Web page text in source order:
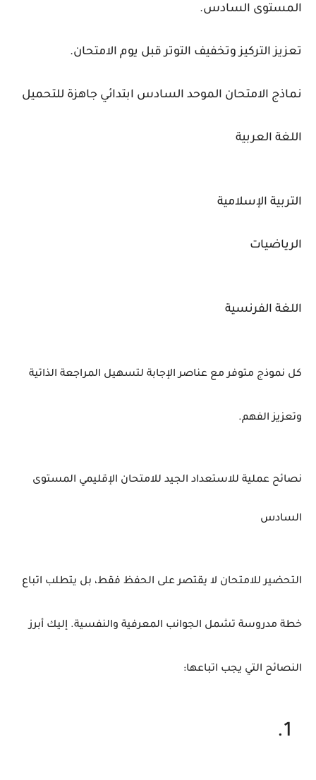
المستوى السادس.
تعزيزالتركيزوتخفيف التوترقبل يوم الامتحان.
نماذج الامتحان الموحد السادس ابتدائي جاهزة للتحميل
اللغة العربية
التربية الإسلامية
الرياضيات
اللغة الفرنسية
كل نموذج متوفرمع عناصرالإجابة لتسهيل المراجعة الذاتية
وتعزيزالفهم.
نصائح عملية للاستعداد الجيد للامتحان الإقليمي المستوى
السادس
التحضيرللامتحان لا يقتصرعلى الحفظ فقط، بل يتطلب اتباع
خطة مدروسة تشمل الجوانب المعرفية والنفسية. إليك أبرز
النصائح التي يجب اتباعها: